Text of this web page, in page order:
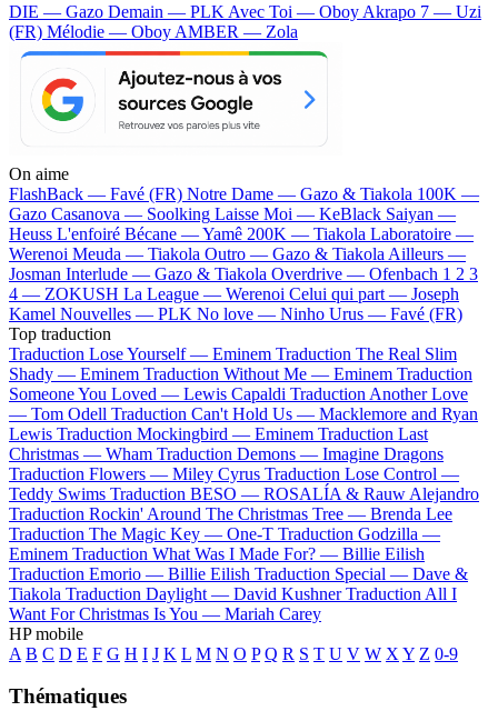
DIE — Gazo Demain — PLK Avec Toi — Oboy Akrapo 7 — Uzi
(FR) Mélodie — Oboy AMBER — Zola
On aime
FlashBack — Favé (FR) Notre Dame — Gazo & Tiakola 100K —
Gazo Casanova — Soolking Laisse Moi — KeBlack Saiyan —
Heuss L'enfoiré Bécane —Yamê 200K — Tiakola Laboratoire —
Werenoi Meuda — Tiakola Outro — Gazo & Tiakola Ailleurs —
Josman Interlude — Gazo & Tiakola Overdrive — Ofenbach 1 2 3
4 — ZOKUSH La League — Werenoi Celui qui part — Joseph
Kamel Nouvelles — PLK No love — Ninho Urus — Favé (FR)
Top traduction
Traduction Lose Yourself — Eminem Traduction The Real Slim
Shady — Eminem Traduction Without Me — Eminem Traduction
Someone You Loved — Lewis Capaldi Traduction Another Love
— Tom Odell Traduction Can't Hold Us — Macklemore and Ryan
Lewis Traduction Mockingbird — Eminem Traduction Last
Christmas — Wham Traduction Demons — Imagine Dragons
Traduction Flowers — Miley Cyrus Traduction Lose Control —
Teddy Swims Traduction BESO — ROSALÍA & Rauw Alejandro
Traduction Rockin' Around The Christmas Tree — Brenda Lee
Traduction The Magic Key — One-T Traduction Godzilla —
Eminem Traduction What Was I Made For? — Billie Eilish
Traduction Emorio — Billie Eilish Traduction Special — Dave &
Tiakola Traduction Daylight — David Kushner Traduction All I
Want For Christmas Is You — Mariah Carey
HP mobile
A B C D E F G H I J K L M N O P Q R S T U V W X Y Z 0-9
Thématiques